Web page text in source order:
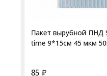
Пакет вырубной ПНД
time 9*15см 45 мкм
85 ₽